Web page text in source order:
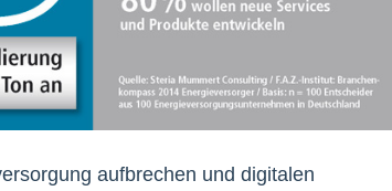
aufbrechen und digitalen